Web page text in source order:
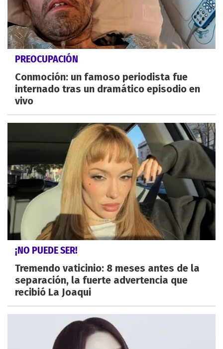
PREOCUPACIÓN
Conmoción: un famoso periodista fue
internado tras un dramático episodio en
vivo
¡NO PUEDE SER!
Tremendo vaticinio: 8 meses antes de la
separación, la fuerte advertencia que
recibió La Joaqui